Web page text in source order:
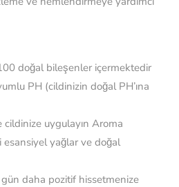
doğal bileşenler içermektedir
PH (cildinizin doğal PH’ına
cildinize uygulayın Aroma
yağlar ve doğal
daha pozitif hissetmenize